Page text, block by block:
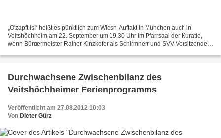
„O'zapft is!“ heißt es pünktlich zum Wiesn-Auftakt in München auch in
Veitshöchheim am 22. September um 19.30 Uhr im Pfarrsaal der Kuratie,
wenn Bürgermeister Rainer Kinzkofer als Schirmherr und SVV-Vorsitzender
Durchwachsene Zwischenbilanz des
Veitshöchheimer Ferienprogramms
Veröffentlicht am 27.08.2012 10:03
Von Dieter Gürz